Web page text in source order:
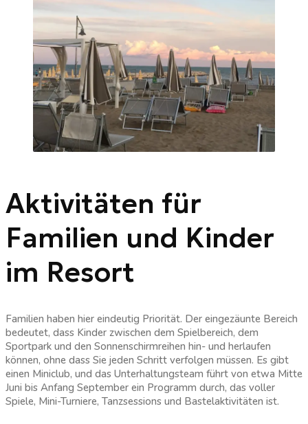
Aktivitäten für
Familien und Kinder
im Resort
Familien haben hier eindeutig Priorität. Der eingezäunte Bereich
bedeutet, dass Kinder zwischen dem Spielbereich, dem
Sportpark und den Sonnenschirmreihen hin- und herlaufen
können, ohne dass Sie jeden Schritt verfolgen müssen. Es gibt
einen Miniclub, und das Unterhaltungsteam führt von etwa Mitte
Juni bis Anfang September ein Programm durch, das voller
Spiele, Mini-Turniere, Tanzsessions und Bastelaktivitäten ist.